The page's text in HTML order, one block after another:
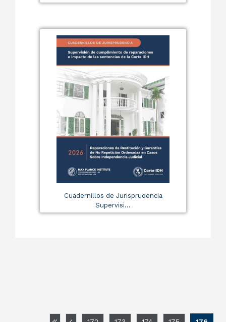
Cuadernillos de Jurisprudencia
Supervisi...